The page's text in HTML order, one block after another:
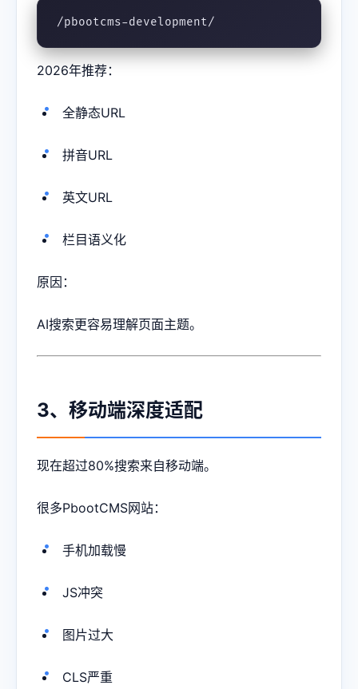
/pbootcms-development/
2026年推荐：
全静态URL
拼音URL
英文URL
栏目语义化
原因：
AI搜索更容易理解页面主题。
3、移动端深度适配
现在超过80%搜索来自移动端。
很多PbootCMS网站：
手机加载慢
JS冲突
图片过大
CLS严重